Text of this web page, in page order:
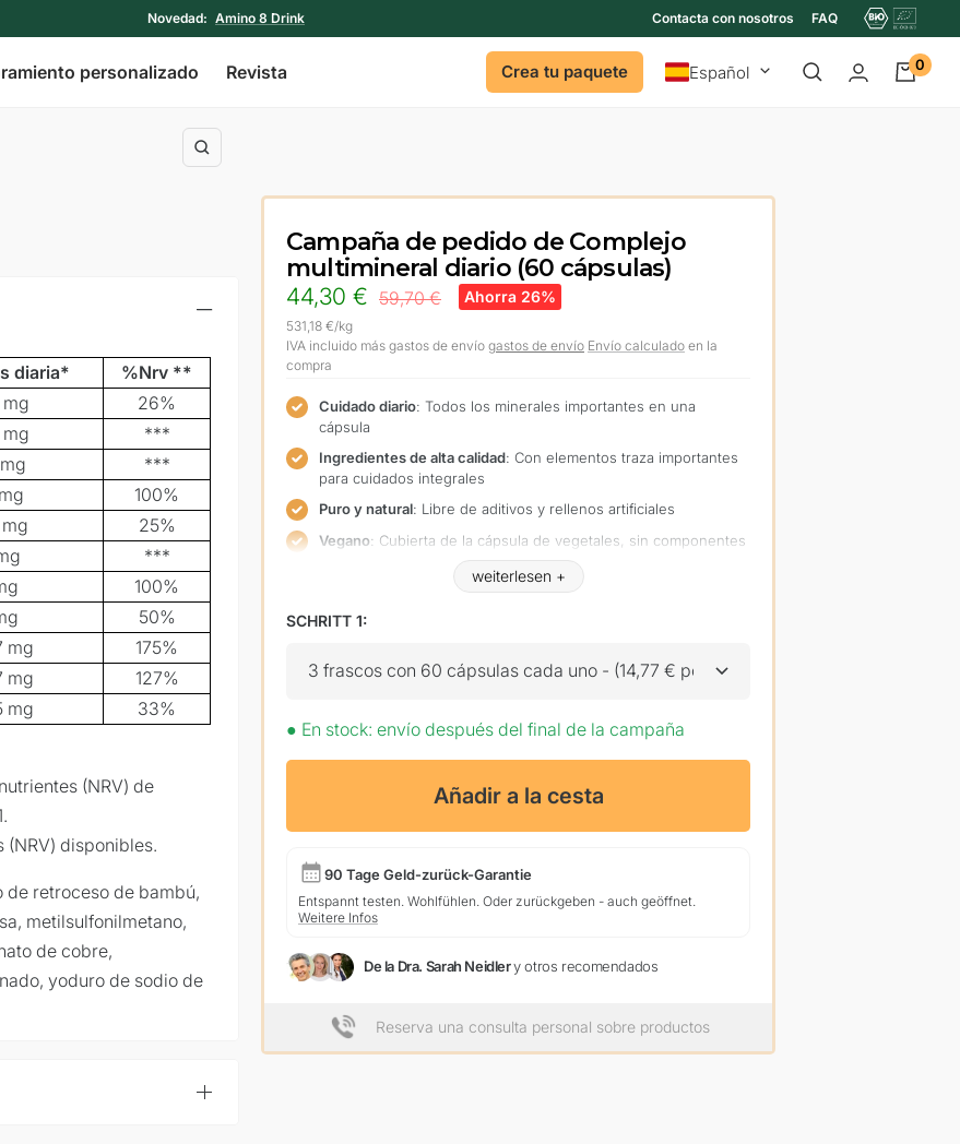
Novedad: Amino 8 Drink Contacta con nosotros FAQ
personalizado Revista Crea tu paquete IdiomaEspañol 0
Zoom
diaria*
%Nrv **
mg
26%
mg
***
***
100%
25%
***
100%
50%
mg
175%
mg
127%
mg 33%
(NRV) de
disponibles.
retroceso de bambú,
metilsulfonilmetano,
de cobre,
yoduro de sodio de
Campaña de pedido de Complejo
multimineral diario (60 cápsulas)
Precio
Oferta
44,30 € Precio
59,70 € Ahorra 26%
531,18 €/kg
IVA incluido más gastos de envío gastos de envío Envío calculadoen la
compra
Cuidado diario: Todos los minerales importantes en una
cápsula
Ingredientes de alta calidad: Con elementos traza importantes
para cuidados integrales
Puro y natural: Libre de aditivos y rellenos artificiales
Vegano: Cubierta de la cápsula de vegetales, sin componentes
Con boro de alta calidad: 2 mg de boro hecho de borato de
sodio por dosis diaria
SCHRITT 1:
3 frascos con 60 cápsulas cada uno - (14,77 € por frasco) - ahorra 25,79
● En stock: envío después del final de la campaña
Añadir a la cesta
90 Tage Geld-zurück-Garantie
Entspannt testen. Wohlfühlen. Oder zurückgeben - auch geöffnet.
Weitere Infos
De la Dra. Sarah Neidlery otros recomendados
Reserva una consulta personal sobre productos